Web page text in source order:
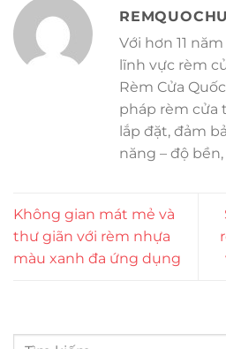
Với hơn 11
lĩnh vực rèm
Rèm Cửa
pháp rèm cửa
lắp đặt, đảm
năng – độ
Không gian mát mẻ và
thư giãn với rèm nhựa
màu xanh đa ứng dụng